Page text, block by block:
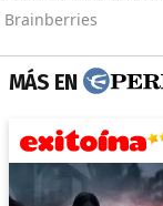
MÁS EN